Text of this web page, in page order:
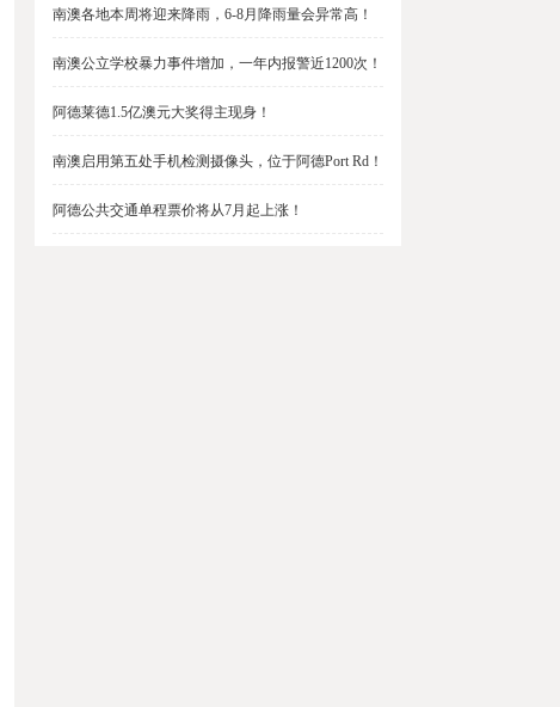
南澳各地本周将迎来降雨，6-8月降雨量会异常高！
南澳公立学校暴力事件增加，一年内报警近1200次！
阿德莱德1.5亿澳元大奖得主现身！
南澳启用第五处手机检测摄像头，位于阿德Port Rd！
阿德公共交通单程票价将从7月起上涨！